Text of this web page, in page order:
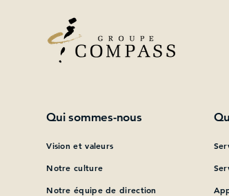
Qui sommes-nous
Vision et valeurs
Notre culture
Notre équipe de direction
Que pouvons-nous vous